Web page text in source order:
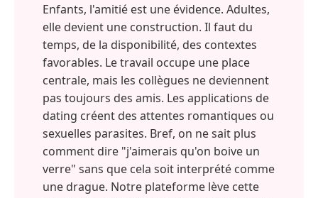
Enfants, l'amitié est une évidence. Adultes,
elle devient une construction. Il faut du
temps, de la disponibilité, des contextes
favorables. Le travail occupe une place
centrale, mais les collègues ne deviennent
pas toujours des amis. Les applications de
dating créent des attentes romantiques ou
sexuelles parasites. Bref, on ne sait plus
comment dire "j'aimerais qu'on boive un
verre" sans que cela soit interprété comme
une drague. Notre plateforme lève cette